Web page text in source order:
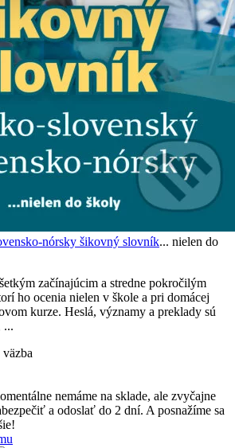
nórsky šikovný slovník... nielen do
začínajúcim a stredne pokročilým
ho ocenia nielen v škole a pri domácej
kurze. Heslá, významy a preklady sú
...
nemáme na sklade, ale zvyčajne
a odoslať do 2 dní. A posnažíme sa